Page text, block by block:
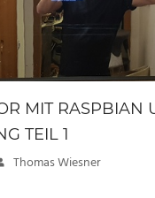
MIT RASPBIAN
TEIL 1
Thomas Wiesner